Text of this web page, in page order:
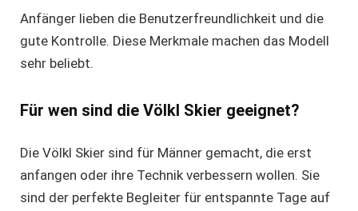
Anfänger lieben die Benutzerfreundlichkeit und die
gute Kontrolle. Diese Merkmale machen das Modell
sehr beliebt.
Für wen sind die Völkl Skier geeignet?
Die Völkl Skier sind für Männer gemacht, die erst
anfangen oder ihre Technik verbessern wollen. Sie
sind der perfekte Begleiter für entspannte Tage auf